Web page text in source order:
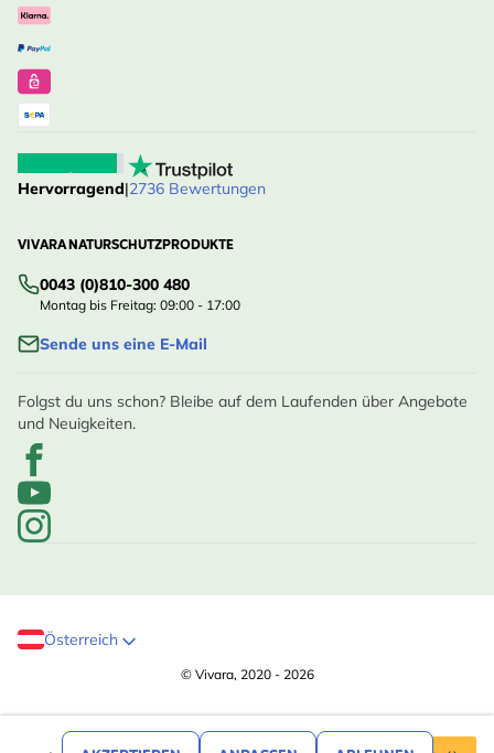
Hervorragend|2736 Bewertungen
VIVARA NATURSCHUTZPRODUKTE
0043 (0)810-300 480
Montag bis Freitag: 09:00 - 17:00
Sende uns eine E-Mail
Folgst du uns schon? Bleibe auf dem Laufenden über Angebote
und Neuigkeiten.
Österreich
© Vivara, 2020 - 2026